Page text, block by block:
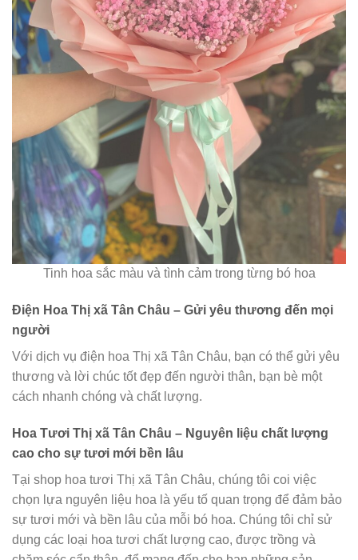
Tinh hoa sắc màu và tình cảm trong từng bó hoa
Điện Hoa Thị xã Tân Châu – Gửi yêu thương đến mọi
người
Với dịch vụ điện hoa Thị xã Tân Châu, bạn có thể gửi yêu
thương và lời chúc tốt đẹp đến người thân, bạn bè một
cách nhanh chóng và chất lượng.
Hoa Tươi Thị xã Tân Châu – Nguyên liệu chất lượng
cao cho sự tươi mới bền lâu
Tại shop hoa tươi Thị xã Tân Châu, chúng tôi coi việc
chọn lựa nguyên liệu hoa là yếu tố quan trọng để đảm bảo
sự tươi mới và bền lâu của mỗi bó hoa. Chúng tôi chỉ sử
dụng các loại hoa tươi chất lượng cao, được trồng và